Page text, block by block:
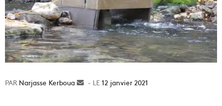
Narjasse Kerboua
Envoyer12 janvier 2021